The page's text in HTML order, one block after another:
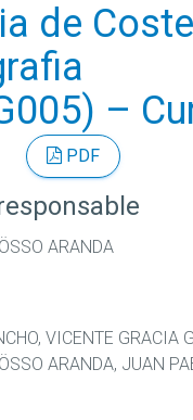
de
–
PDF
ARANDA
VICENTE GRACIA
ARANDA, JUAN